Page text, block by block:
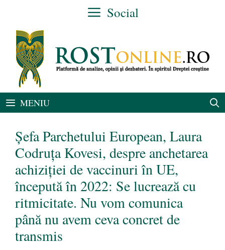
conținut
Social
MENIU
Șefa Parchetului European, Laura
Codruța Kovesi, despre anchetarea
achiziției de vaccinuri în UE,
începută în 2022: Se lucrează cu
ritmicitate. Nu vom comunica
până nu avem ceva concret de
transmis